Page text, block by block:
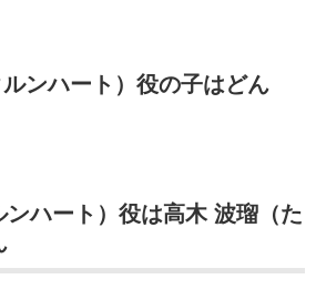
ンハート）役の子はどん
ンハート）役は高木 波瑠（た